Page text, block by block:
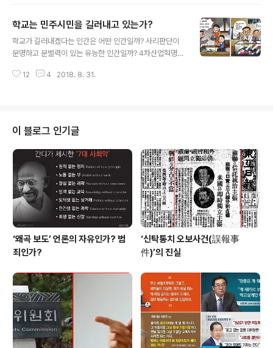
부 폄하’ 내용으로 채워진 성교육자료들 뿐이다. 교육부는
성교육 기본 자료와 가이드라인 표준안조차 만들지 못하고
있다. ‘랩 콘돔’ 얘기가 학생들 간에 화두다. ‘콘돔은 비싸고
니까 콘돔대신 비닐을 사용한다는 얘기다. 부모들이 이런
학교는 민주시민을 길러내고 있는가?
학교가 길러내겠다는 인간은 어떤 인간일까? 사리판단이
분명하고 분별력이 있는 유능한 인간일까? 4차산업혁명에
가 길러내겠다는 인간상은 놀랍게도 그런 인간상이 아니라
는가? 살아남기 위해 친구가 적이 되는 교실에서 이타가 아
닌 이기적인 인간, 사회적인 존재가 아닌 이기적인 인간을
길러내고 있다. 학교에서 가르치는 모든 지식은 선인가? 모
든 교과서에는 진리만 담겨 있는가? 학생이나 학부모들은
교과서 안에 이데올로기(ideologie)가 담겨 있을 것이라
고는 상상도 못하고 있다. ..
12 4 2018. 8. 31.
이 블로그 인기글
‘왜곡 보도’ 언론의 자유인가? 범
죄인가?
‘신탁통치 오보사건(誤報事
件)’의 진실